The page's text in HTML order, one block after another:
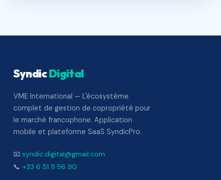
SyndicDigital
VME International — L'écosystème
complet de gestion de copropriété pour
le marché francophone. Application
mobile et plateforme SaaS SyndicPro.
📧 syndic.digital@gmail.com
📞 +33 6 51 11 56 90